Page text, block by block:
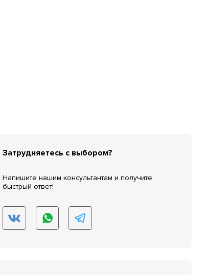
Затрудняетесь с выбором?
Напишите нашим консультантам и получите
быстрый ответ!